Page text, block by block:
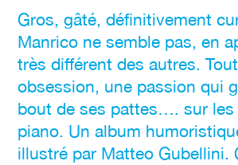
Gros, gâté, définitivement
Manrico ne semble pas, en
très différent des autres.
obsession, une passion qui
bout de ses pattes…. sur les
piano. Un album
illustré par Matteo Gubellini.